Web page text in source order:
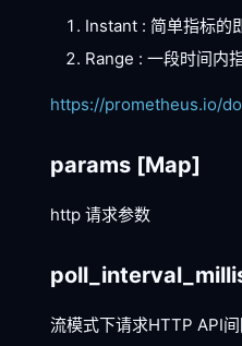
Instant : 简单指标的
Range : 一段时间内
https://prometheus.io/
params [Map]
http 请求参数
流模式下请求HTTP API